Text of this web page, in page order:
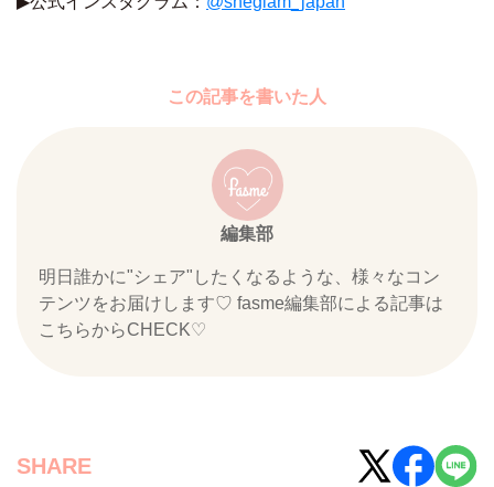
この記事を書いた人
編集部
明日誰かに"シェア"したくなるような、様々なコン
テンツをお届けします♡ fasme編集部による記事は
こちらからCHECK♡
SHARE